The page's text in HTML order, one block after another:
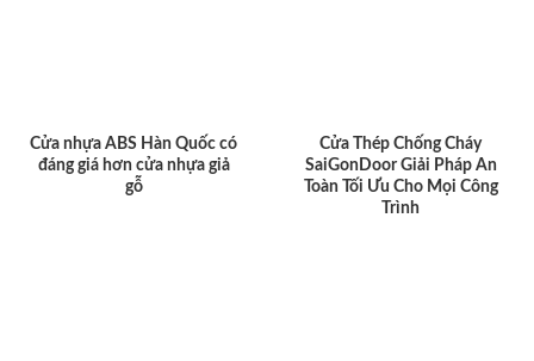
Cửa nhựa ABS Hàn Quốc có
đáng giá hơn cửa nhựa giả
gỗ
Cửa Thép Chống Cháy
SaiGonDoor Giải Pháp An
Toàn Tối Ưu Cho Mọi Công
Trình